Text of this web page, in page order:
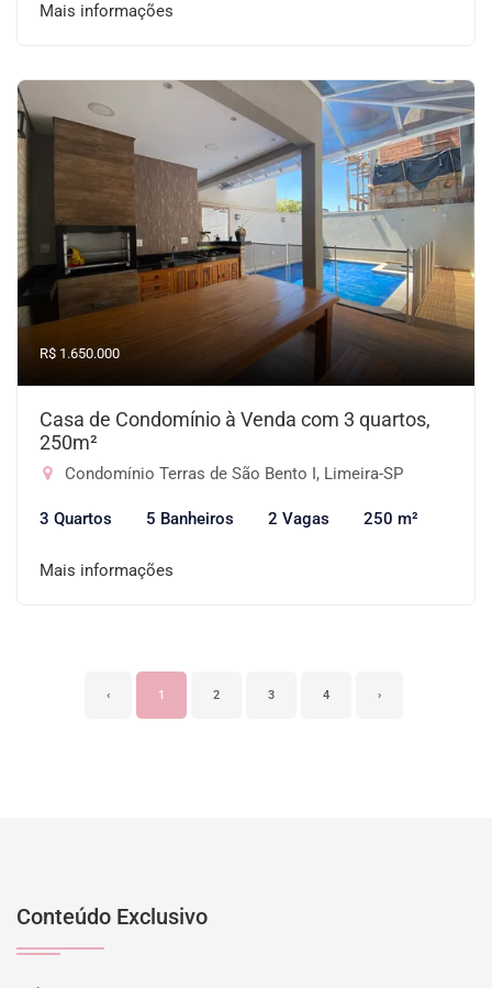
Mais informações
R$ 1.650.000
Casa de Condomínio à Venda com 3 quartos,
250m²
Condomínio Terras de São Bento I, Limeira-SP
3 Quartos 5 Banheiros 2 Vagas 250 m²
Mais informações
‹ 1 2 3 4 ›
Conteúdo Exclusivo